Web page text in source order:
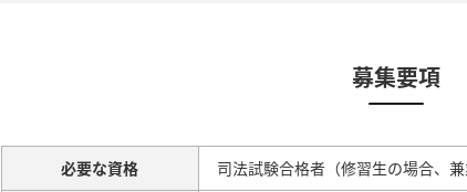
募集要項
必要な資格
司法試験合格者（修習生の場合、